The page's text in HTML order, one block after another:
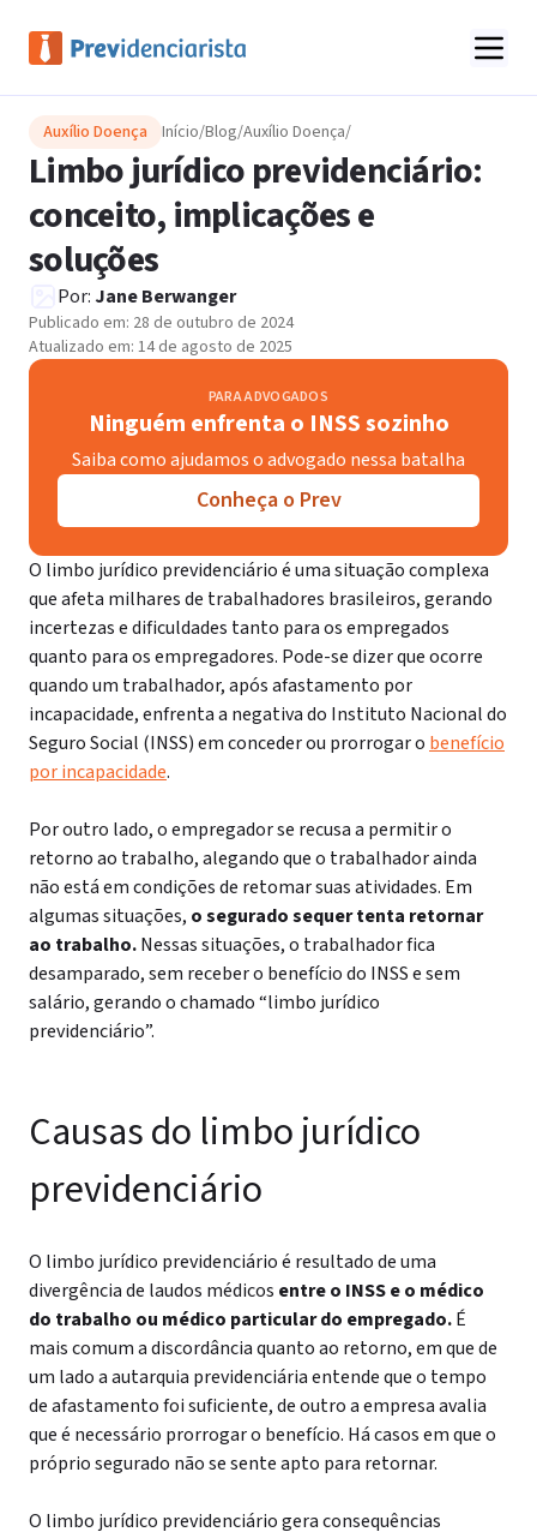
Auxílio Doença Início/Blog/Auxílio Doença/
Limbo jurídico previdenciário:
conceito, implicações e
soluções
Por: Jane Berwanger
Publicado em: 28 de outubro de 2024
Atualizado em: 14 de agosto de 2025
PARA ADVOGADOS
Ninguém enfrenta o INSS sozinho
Saiba como ajudamos o advogado nessa batalha
Conheça o Prev
O limbo jurídico previdenciário é uma situação complexa
que afeta milhares de trabalhadores brasileiros, gerando
incertezas e dificuldades tanto para os empregados
quanto para os empregadores. Pode-se dizer que ocorre
quando um trabalhador, após afastamento por
incapacidade, enfrenta a negativa do Instituto Nacional do
Seguro Social (INSS) em conceder ou prorrogar o benefício
por incapacidade.
Por outro lado, o empregador se recusa a permitir o
retorno ao trabalho, alegando que o trabalhador ainda
não está em condições de retomar suas atividades. Em
algumas situações, o segurado sequer tenta retornar
ao trabalho.Nessas situações, o trabalhador fica
desamparado, sem receber o benefício do INSS e sem
salário, gerando o chamado “limbo jurídico
previdenciário”.
Causas do limbo jurídico
previdenciário
O limbo jurídico previdenciário é resultado de uma
divergência de laudos médicos entre o INSS e o médico
do trabalho ou médico particular do empregado.É
mais comum a discordância quanto ao retorno, em que de
um lado a autarquia previdenciária entende que o tempo
de afastamento foi suficiente, de outro a empresa avalia
que é necessário prorrogar o benefício. Há casos em que o
próprio segurado não se sente apto para retornar.
O limbo jurídico previdenciário gera consequências